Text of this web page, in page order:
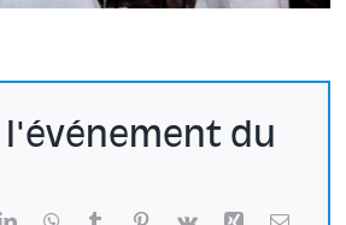
l'événement du